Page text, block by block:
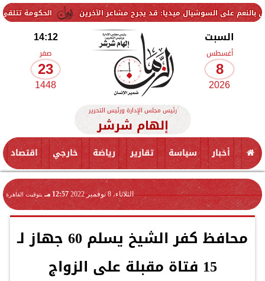
الحكومة تتلقى 229 ألف شكوى وطلب واستفسار خلال يوليو.. ومدبولي يوجه بسرعة الاستجابة للمواطنين السوشيال ميديا: قد يجرح مشاعر الآخرين
السبت
أغسطس
8
2026
14:12
صفر
23
1448
رئيس مجلس الإدارة ورئيس التحرير
إلهام شرشر
أخبار سياسة تقارير رياضة خارجي اقتصاد
الثلاثاء، 8 نوفمبر 2022 12:57 مـ بتوقيت القاهرة
محافظ كفر الشيخ يسلم 60 جهاز لـ
15 فتاة مقبلة على الزواج